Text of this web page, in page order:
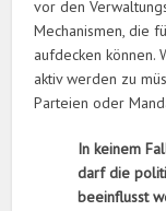
vor den
Mechanismen, die
aufdecken können.
aktiv werden zu
Parteien oder
In keinem
darf die
beeinflusst